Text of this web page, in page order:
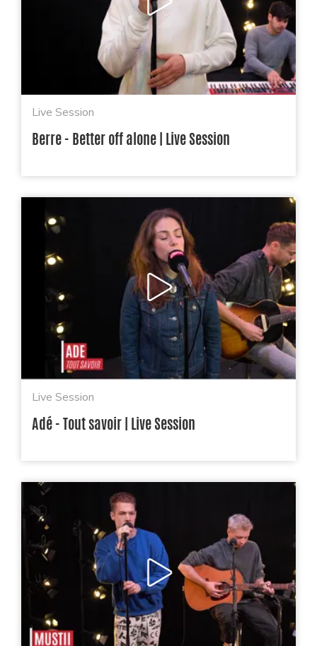
Live Session
Berre - Better off alone | Live Session
Live Session
Adé - Tout savoir | Live Session